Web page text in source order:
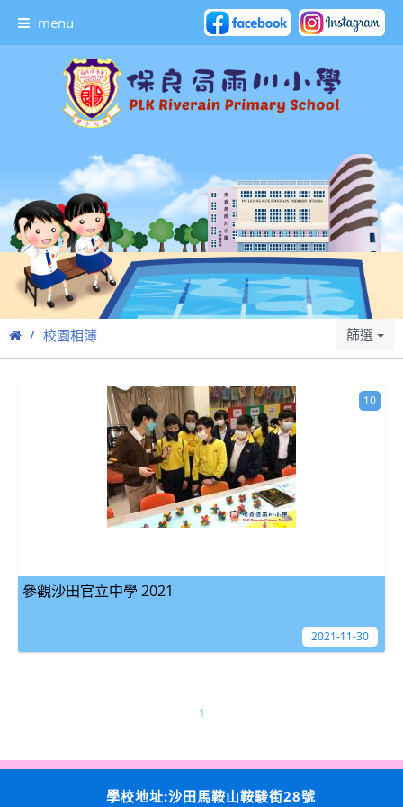
menu
校園相簿 篩選
參觀沙田官立中學 2021
10
2021-11-30
1
學校地址:沙田馬鞍山鞍駿街28號